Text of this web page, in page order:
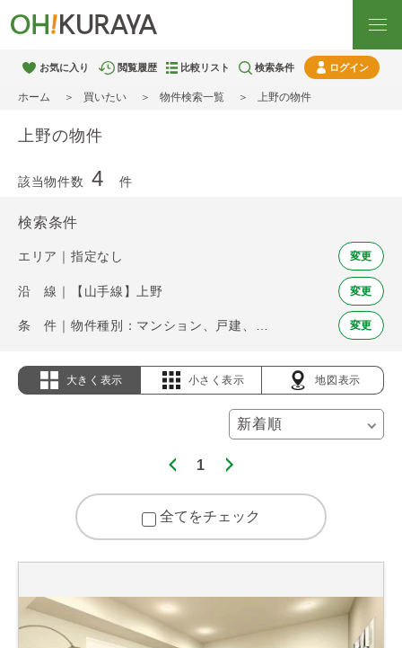
お気に入り 閲覧履歴 比較リスト 検索条件 ログイン
ホーム 買いたい 物件検索一覧 上野の物件
上野の物件
該当物件数 4 件
検索条件
エリア｜指定なし 変更
沿 線｜【山手線】上野 変更
変更
大きく表示 小さく表示 地図表示
1
全てをチェック